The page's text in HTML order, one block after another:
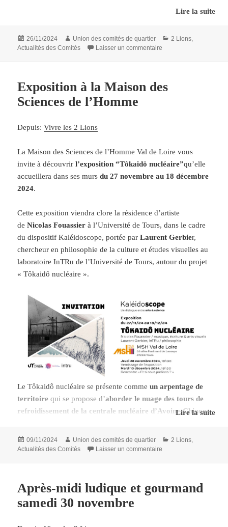
octobre-decembre-1940/
Lire la suite
Publié
le
26/11/2024 Auteur
Union des comités de quartier Catégories
2 Lions,
Actualités des Comités
Laisser un commentaire
Exposition à la Maison des
Sciences de l’Homme
Depuis:Vivre les 2 Lions
La Maison des Sciences de l’Homme Val de Loire vous
invite à découvrirl’exposition “Tôkaidö nucléaire”qu’elle
accueillera dans ses mursdu 27 novembre au 18 décembre
2024.
Cette exposition viendra clore la résidence d’artiste
deNicolas Fouassier à l’Université de Tours, dans le cadre
du dispositif Kaléidoscope, portée parLaurent Gerbier,
chercheur en philosophie de la culture et études visuelles au
laboratoire InTRu de l’Université de Tours, autour du projet
« Tôkaidô nucléaire ».
Le Tôkaidô nucléaire se présente commeun arpentage de
territoire qui se propose d’aborder le nuage des tours de
refroidissement de la centrale nucléaire d’Avoine-Chinon
présence dans le paysage et d’initier une enquête sur le
territoire qu’il concerne. Si le Tôkaidô nucléaire a déjà fait
fois les images, photographies et dessins, produites par
Nicolas Fouassier tout au long de cette résidence.
Découvrir l’exposition :https://www.msh-
Lire la suite
Publié
le
09/11/2024 Auteur
Union des comités de quartier Catégories
2 Lions,
Actualités des Comités
Laisser un commentaire
Après-midi ludique et gourmand
samedi 30 novembre